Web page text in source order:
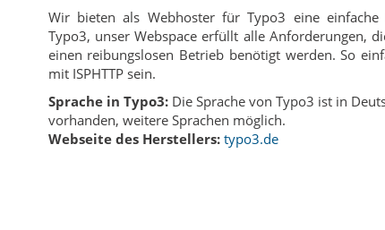
Wir bieten als Webhoster für Typo3 eine einfache
Typo3, unser Webspace erfüllt alle Anforderungen,
einen reibungslosen Betrieb benötigt werden. So
mit ISPHTTP sein.
Sprache in Typo3:Die Sprache von Typo3 ist in
vorhanden, weitere Sprachen möglich.
Webseite des Herstellers: typo3.de